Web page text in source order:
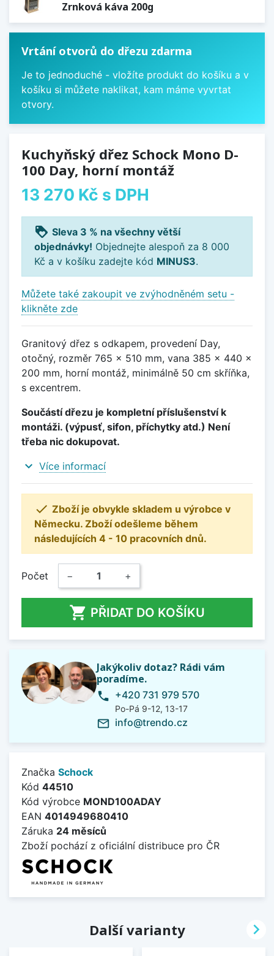
Zrnková káva 200g
Vrtání otvorů do dřezu zdarma
Je to jednoduché - vložíte produkt do košíku a v
košíku si můžete naklikat, kam máme vyvrtat
otvory.
Kuchyňský dřez Schock Mono D-
100 Day, horní montáž
13 270 Kč s DPH
loyalty Sleva 3 % na všechny větší
objednávky! Objednejte alespoň za 8 000
Kč a v košíku zadejte kód MINUS3.
Můžete také zakoupit ve zvýhodněném setu -
klikněte zde
Granitový dřez s odkapem, provedení Day,
otočný, rozměr 765 x 510 mm, vana 385 x 440 x
200 mm, horní montáž, minimálně 50 cm skříňka,
s excentrem.
Součástí dřezu je kompletní příslušenství k
montáži. (výpusť, sifon, příchytky atd.) Není
třeba nic dokupovat.
expand_more Více informací
 Zboží je obvykle skladem u výrobce v
Německu. Zboží odešleme během
následujících 4 - 10 pracovních dnů.
Počet − +
 PŘIDAT DO KOŠÍKU
Jakýkoliv dotaz? Rádi vám
poradíme.
phone +420 731 979 570
Po-Pá 9-12, 13-17
mail_outline info@trendo.cz
Značka Schock
Kód 44510
Kód výrobce MOND100ADAY
EAN 4014949680410
Záruka 24 měsíců
Zboží pochází z oficiální distribuce pro ČR
Další varianty 